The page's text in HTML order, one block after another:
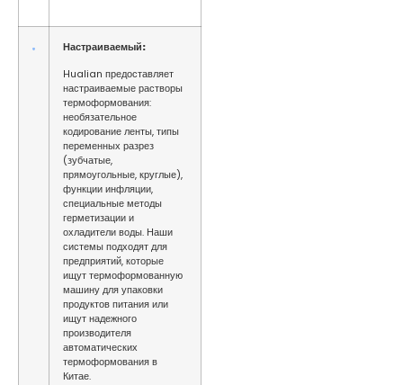
Настраиваемый:
Hualian предоставляет
настраиваемые растворы
термоформования:
необязательное
кодирование ленты, типы
переменных разрез
(зубчатые,
прямоугольные, круглые),
функции инфляции,
специальные методы
герметизации и
охладители воды. Наши
системы подходят для
предприятий, которые
ищут термоформованную
машину для упаковки
продуктов питания или
ищут надежного
производителя
автоматических
термоформования в
Китае.